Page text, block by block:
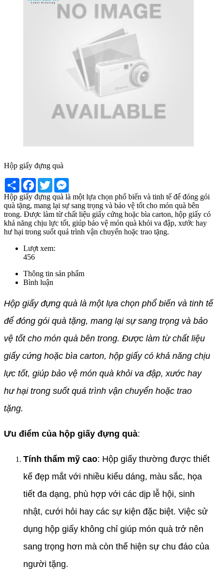
Hộp giấy đựng quà
Share Facebook
Twitter
Hộp giấy đựng quà là một lựa chọn phổ biến và tinh tế để đóng gói
quà tặng, mang lại sự sang trọng và bảo vệ tốt cho món quà bên
trong. Được làm từ chất liệu giấy cứng hoặc bìa carton, hộp giấy có
khả năng chịu lực tốt, giúp bảo vệ món quà khỏi va đập, xước hay
hư hại trong suốt quá trình vận chuyển hoặc trao tặng.
Lượt xem:
456
Thông tin sản phẩm
Bình luận
Hộp giấy đựng quà là một lựa chọn phổ biến và tinh tế
để đóng gói quà tặng, mang lại sự sang trọng và bảo
vệ tốt cho món quà bên trong. Được làm từ chất liệu
giấy cứng hoặc bìa carton, hộp giấy có khả năng chịu
lực tốt, giúp bảo vệ món quà khỏi va đập, xước hay
hư hại trong suốt quá trình vận chuyển hoặc trao
tặng.
Ưu điểm của hộp giấy đựng quà:
Tính thẩm mỹ cao: Hộp giấy thường được thiết
kế đẹp mắt với nhiều kiểu dáng, màu sắc, họa
tiết đa dạng, phù hợp với các dịp lễ hội, sinh
nhật, cưới hỏi hay các sự kiện đặc biệt. Việc sử
dụng hộp giấy không chỉ giúp món quà trở nên
sang trọng hơn mà còn thể hiện sự chu đáo của
người tặng.